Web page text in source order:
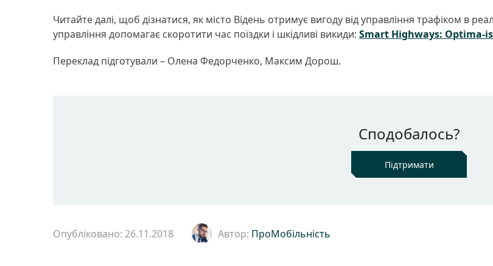
Читайте далі, щоб дізнатися, як місто Відень отримує вигоду від управління трафіком в
управління допомагає скоротити час поїздки і шкідливі викиди: Smart Highways: Optima-
Переклад підготували – Олена Федорченко, Максим Дорош.
Сподобалось?
Підтримати
Опубліковано: 26.11.2018 Автор: ПроМобільність